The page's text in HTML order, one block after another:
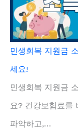
민생회복 지원금
세요!
민생회복 지원금
요? 건강보험료를
파악하고,…